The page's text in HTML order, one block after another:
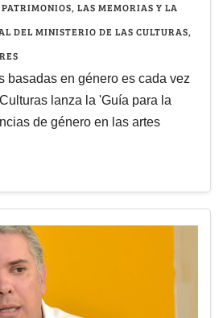
LAS MEMORIAS Y LA
DEL MINISTERIO DE LAS CULTURAS,
basadas en género es cada vez
lanza la 'Guía para la
de género en las artes